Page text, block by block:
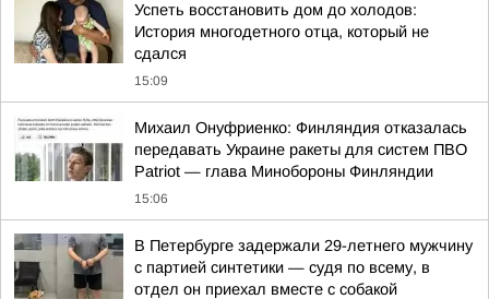
Успеть восстановить дом до холодов:
История многодетного отца, который не
сдался
15:09
Михаил Онуфриенко: Финляндия отказалась
передавать Украине ракеты для систем ПВО
Patriot — глава Минобороны Финляндии
15:06
В Петербурге задержали 29-летнего мужчину
с партией синтетики — судя по всему, в
отдел он приехал вместе с собакой